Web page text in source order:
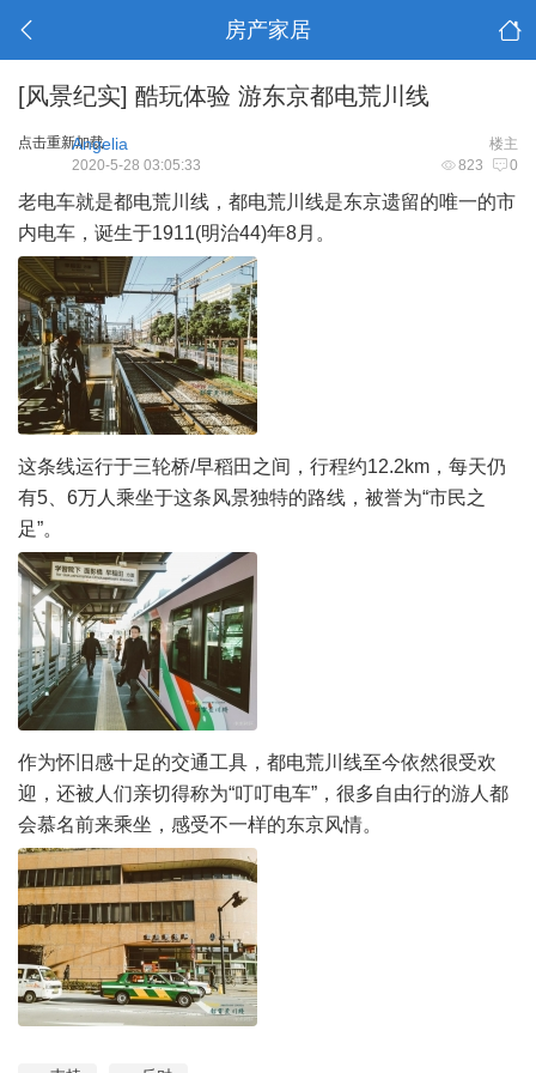
房产家居
[风景纪实] 酷玩体验 游东京都电荒川线
点击重新加载 楼主
Angelia
823 0
2020-5-28 03:05:33
老电车就是都电荒川线，都电荒川线是东京遗留的唯一的市
内电车，诞生于1911(明治44)年8月。
这条线运行于三轮桥/早稻田之间，行程约12.2km，每天仍
有5、6万人乘坐于这条风景独特的路线，被誉为“市民之
足”。
作为怀旧感十足的交通工具，都电荒川线至今依然很受欢
迎，还被人们亲切得称为“叮叮电车”，很多自由行的游人都
会慕名前来乘坐，感受不一样的东京风情。